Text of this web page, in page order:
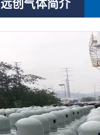
远创气体简介